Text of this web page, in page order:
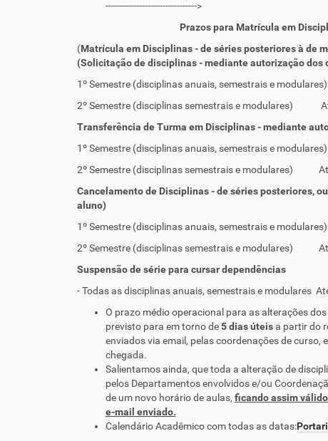
-------------------------------->
Prazos para Matrícula em
(Matrícula em Disciplinas - de séries posteriores à de
(Solicitação de disciplinas - mediante autorização dos
1º Semestre (disciplinas anuais, semestrais e
2º Semestre (disciplinas semestrais e modulares)
Transferência de Turma em Disciplinas - mediante
1º Semestre (disciplinas anuais, semestrais e
2º Semestre (disciplinas semestrais e modulares)
Cancelamento de Disciplinas - de séries posteriores,
aluno)
1º Semestre (disciplinas anuais, semestrais e
2º Semestre (disciplinas semestrais e modulares)
Suspensão de série para cursar dependências
- Todas as disciplinas anuais, semestrais e modulares
O prazo médio operacional para as alterações
previsto para em torno de5 dias úteisa partir do
enviados via email, pelas coordenações de curso,
chegada.
Salientamos ainda, que toda a alteração de
pelos Departamentos envolvidos e/ou
de um novo horário de aulas, ficando assim
e-mail enviado.
Calendário Acadêmico com todas as datas: